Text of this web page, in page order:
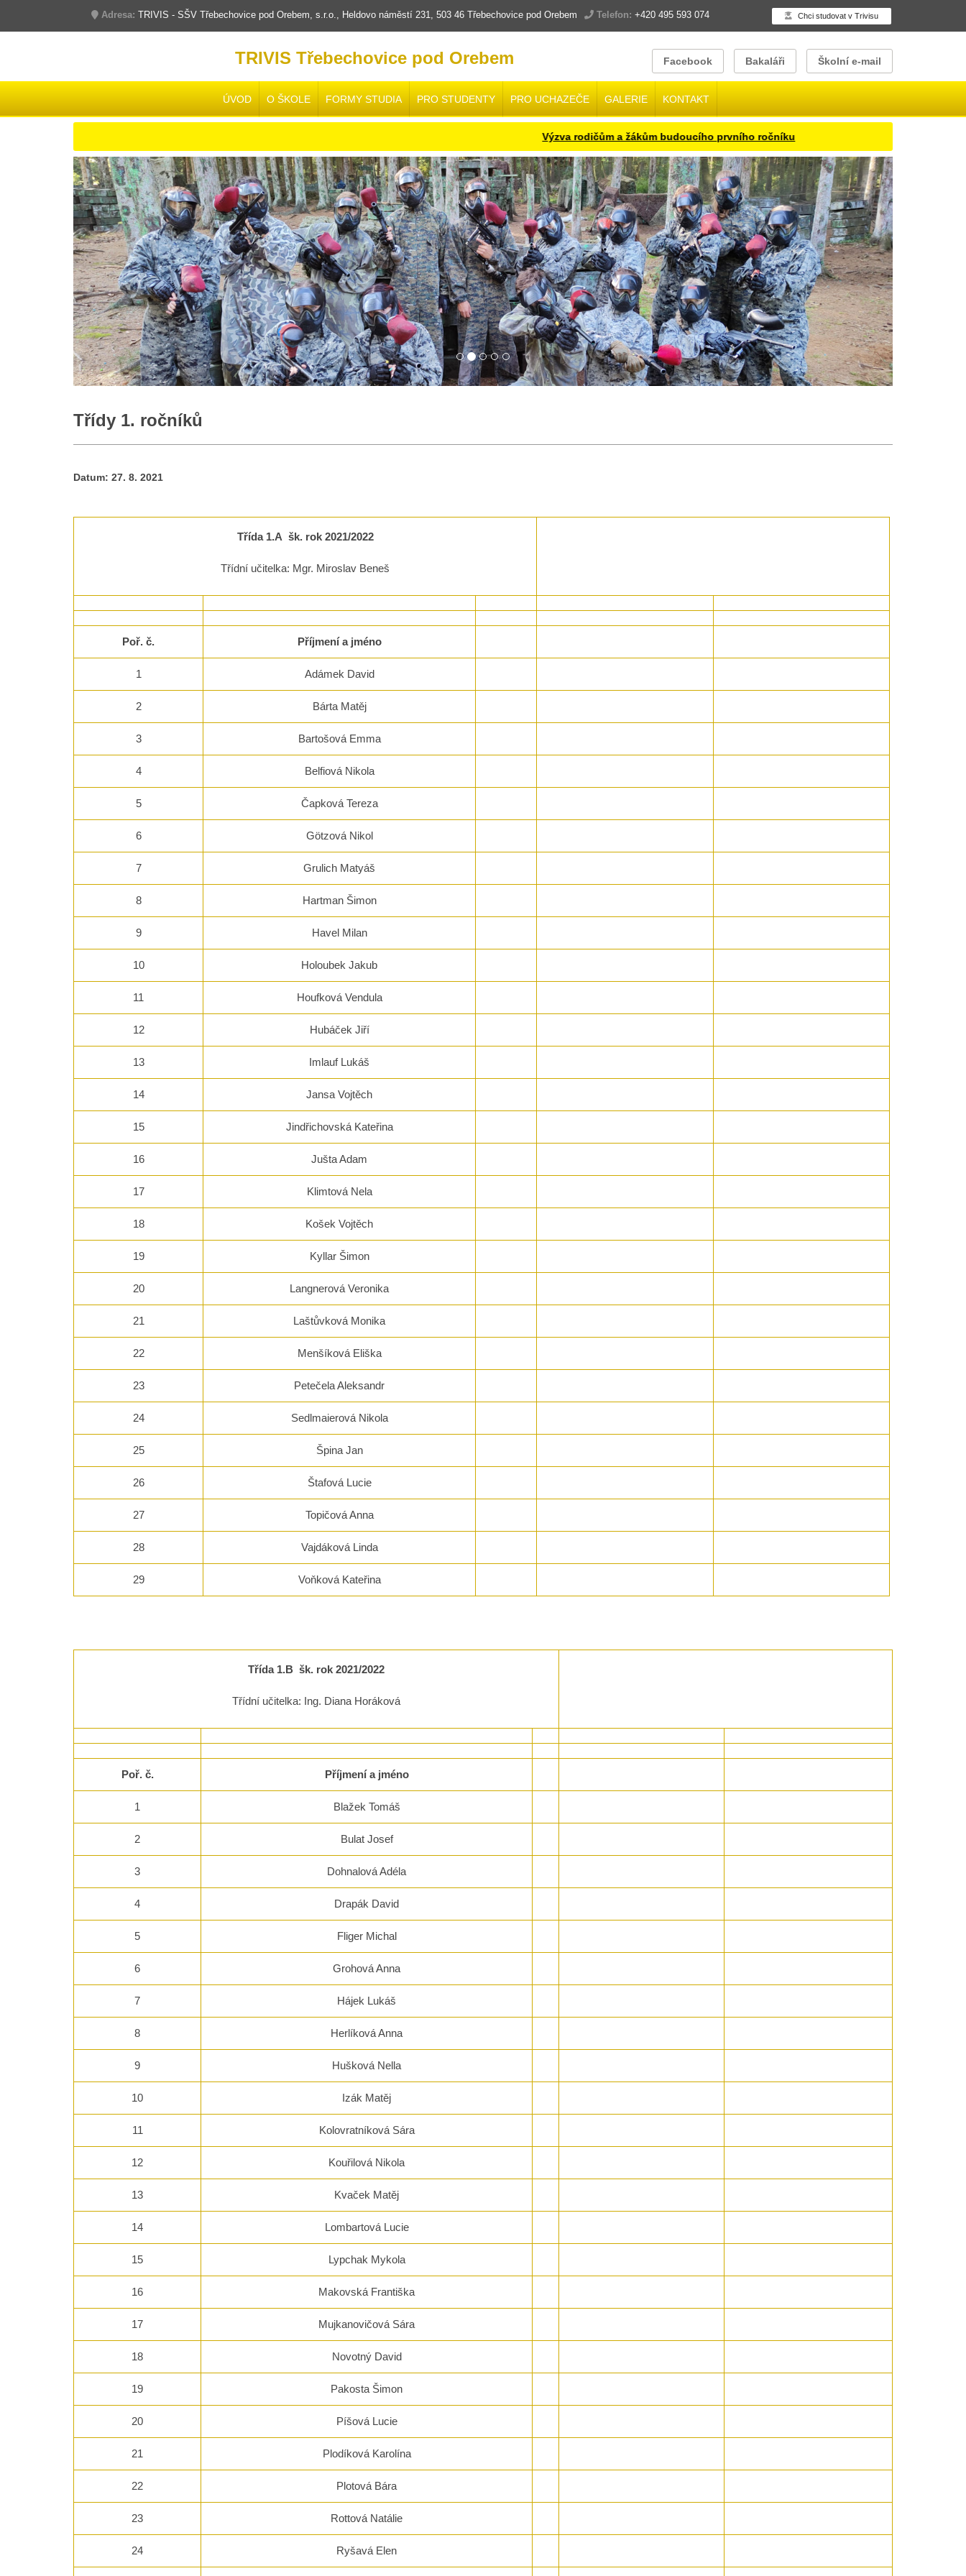
Adresa: TRIVIS - SŠV Třebechovice pod Orebem, s.r.o., Heldovo náměstí 231, 503 46 Třebechovice pod Orebem Telefon: +420 495 593 074 Chci studovat v Trivisu
TRIVIS Třebechovice pod Orebem Facebook Bakaláři Školní e-mail
ÚVOD O ŠKOLE FORMY STUDIA PRO STUDENTY PRO UCHAZEČE GALERIE KONTAKT
Výzva rodičům a žákům budoucího prvního ročníku
Třídy 1. ročníků
Datum: 27. 8. 2021
Třída 1.A šk. rok 2021/2022
Třídní učitelka: Mgr. Miroslav Beneš
Poř. č. Příjmení a jméno
1 Adámek David
2 Bárta Matěj
3 Bartošová Emma
4 Belfiová Nikola
5 Čapková Tereza
6 Götzová Nikol
7 Grulich Matyáš
8 Hartman Šimon
9 Havel Milan
10 Holoubek Jakub
11 Houfková Vendula
12 Hubáček Jiří
13 Imlauf Lukáš
14 Jansa Vojtěch
15 Jindřichovská Kateřina
16 Jušta Adam
17 Klimtová Nela
18 Košek Vojtěch
19 Kyllar Šimon
20 Langnerová Veronika
21 Laštůvková Monika
22 Menšíková Eliška
23 Petečela Aleksandr
24 Sedlmaierová Nikola
25 Špina Jan
26 Štafová Lucie
27 Topičová Anna
28 Vajdáková Linda
29 Voňková Kateřina
Třída 1.B šk. rok 2021/2022
Třídní učitelka: Ing. Diana Horáková
Poř. č. Příjmení a jméno
1 Blažek Tomáš
2 Bulat Josef
3 Dohnalová Adéla
4 Drapák David
5 Fliger Michal
6 Grohová Anna
7 Hájek Lukáš
8 Herlíková Anna
9 Hušková Nella
10 Izák Matěj
11 Kolovratníková Sára
12 Kouřilová Nikola
13 Kvaček Matěj
14 Lombartová Lucie
15 Lypchak Mykola
16 Makovská Františka
17 Mujkanovičová Sára
18 Novotný David
19 Pakosta Šimon
20 Píšová Lucie
21 Plodíková Karolína
22 Plotová Bára
23 Rottová Natálie
24 Ryšavá Elen